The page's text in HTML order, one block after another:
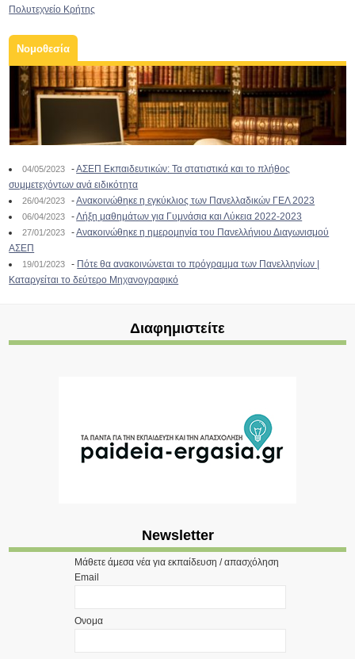
Πολυτεχνείο Κρήτης
Νομοθεσία
04/05/2023 -ΑΣΕΠ Εκπαιδευτικών: Τα στατιστικά και το πλήθος
συμμετεχόντων ανά ειδικότητα
26/04/2023 -Ανακοινώθηκε η εγκύκλιος των Πανελλαδικών ΓΕΛ 2023
06/04/2023 -Λήξη μαθημάτων για Γυμνάσια και Λύκεια 2022-2023
27/01/2023 -Ανακοινώθηκε η ημερομηνία του Πανελλήνιου Διαγωνισμού
ΑΣΕΠ
19/01/2023 - Πότε θα ανακοινώνεται το πρόγραμμα των Πανελληνίων |
Καταργείται το δεύτερο Μηχανογραφικό
Διαφημιστείτε
Newsletter
Μάθετε άμεσα νέα για εκπαίδευση / απασχόληση
Email
Ονομα